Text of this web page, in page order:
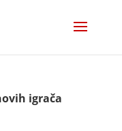
igrača